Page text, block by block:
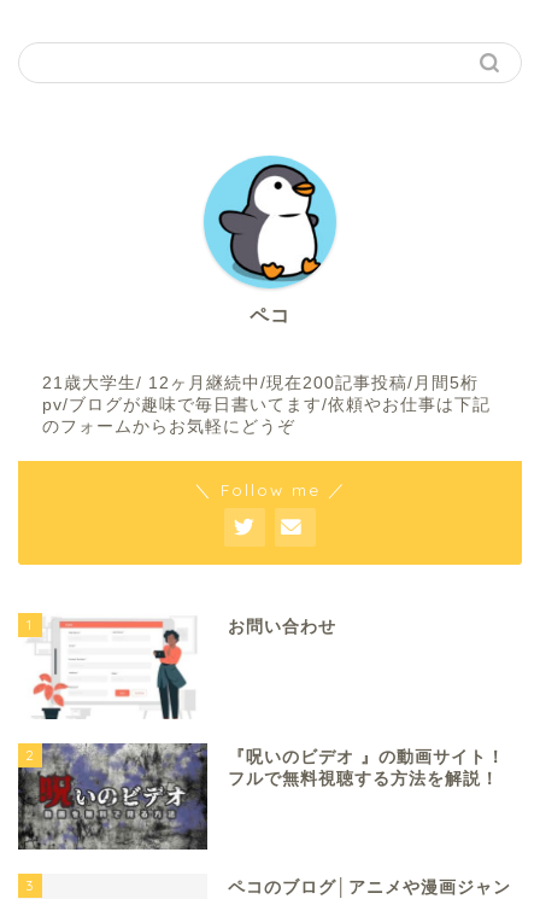
ペコ
21歳大学生/ 12ヶ月継続中/現在200記事投稿/月間5桁
pv/ブログが趣味で毎日書いてます/依頼やお仕事は下記
のフォームからお気軽にどうぞ
＼ Follow me ／
1 お問い合わせ
2
『呪いのビデオ 』の動画サイト！
フルで無料視聴する方法を解説！
3
ペコのブログ│アニメや漫画ジャン